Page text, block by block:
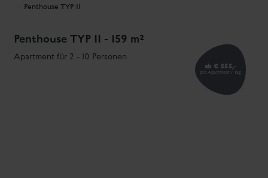
Penthouse TYP II
pro Apartment / Tag
ab € 555,-
Penthouse TYP II - 159 m²
Apartment für 2 - 10 Personen